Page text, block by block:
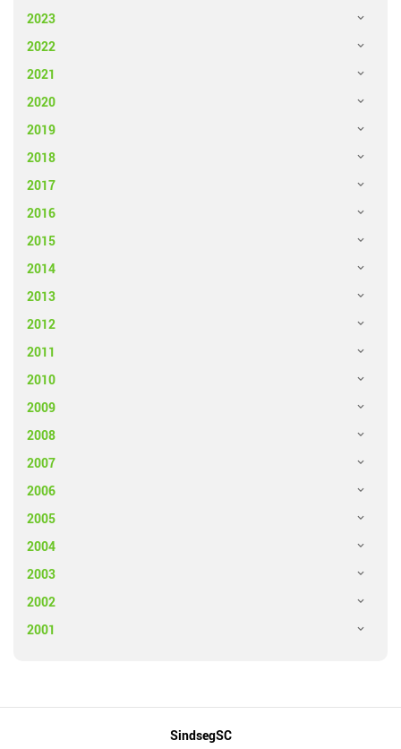
2023
2022
2021
2020
2019
2018
2017
2016
2015
2014
2013
2012
2011
2010
2009
2008
2007
2006
2005
2004
2003
2002
2001
SindsegSC